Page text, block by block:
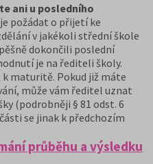
ani u posledního
požádat o přijetí ke
v jakékoli střední škole
dokončili poslední
je na řediteli školy.
maturitě. Pokud již máte
může vám ředitel uznat
(podrobněji § 81 odst. 6
se jinak k předchozím
průběhu a výsledku